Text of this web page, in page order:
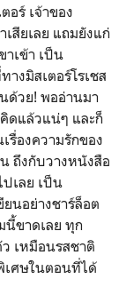
อร์ เจ้าของ
สียเลย แถมยังแก่
เข้า เป็น
งมิสเตอร์โรเชส
ด้วย! พออ่านมา
ดแล้วแน่ๆ และก็
รื่องความรักของ
ถึงกับวางหนังสือ
เลย เป็น
นอย่างชาร์ล็อต
นี้ขาดเลย ทุก
เหมือนรสชาติ
เศษในตอนที่ได้